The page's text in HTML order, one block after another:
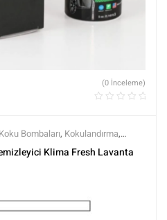
(0 İnceleme)
Koku Bombaları, Kokulandırma,
Klima Fresh Lavanta